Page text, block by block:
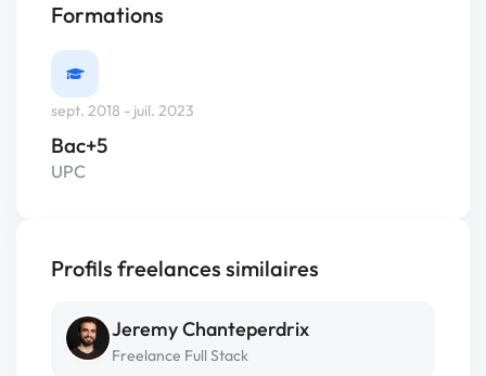
Formations
sept. 2018 - juil. 2023
Bac+5
UPC
Profils freelances similaires
Jeremy Chanteperdrix
Freelance Full Stack